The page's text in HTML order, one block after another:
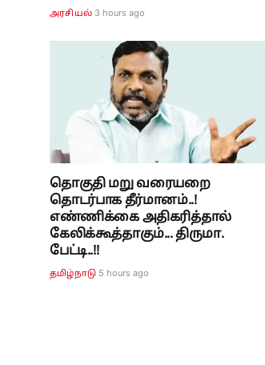
அரசியல் 3 hours ago
தொகுதி மறு வரையறை
தொடர்பாக தீர்மானம்..!
எண்ணிக்கை அதிகரித்தால்
கேலிக்கூத்தாகும்... திருமா.
பேட்டி..!!
தமிழ்நாடு 5 hours ago